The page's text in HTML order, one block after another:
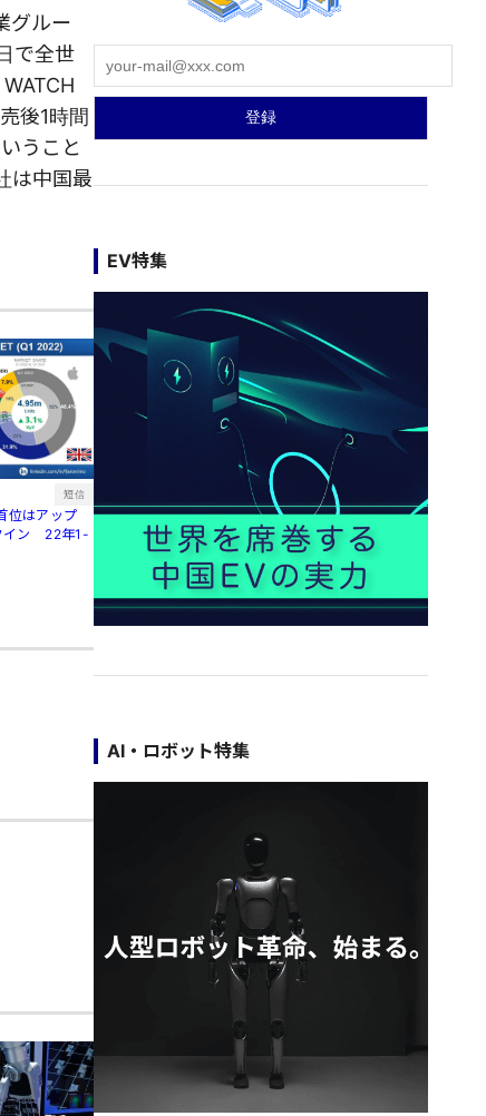
グルー
で全世
後1時間
うこと
は中国最
短信
位はアップ
イン 22年1-
EV特集
AI・ロボット特集